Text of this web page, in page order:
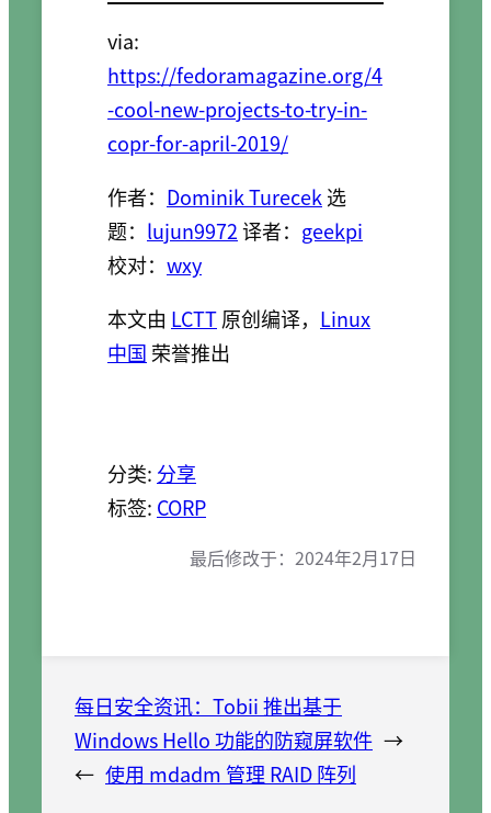
via:
https://fedoramagazine.org/4
-cool-new-projects-to-try-in-
copr-for-april-2019/
作者： Dominik Turecek选
题： lujun9972译者： geekpi
校对： wxy
本文由 LCTT原创编译， Linux
中国荣誉推出
分类: 分享
标签: CORP
最后修改于： 2024年2月17日
每日安全资讯：Tobii 推出基于
Windows Hello 功能的防窥屏软件 →
← 使用 mdadm 管理 RAID 阵列